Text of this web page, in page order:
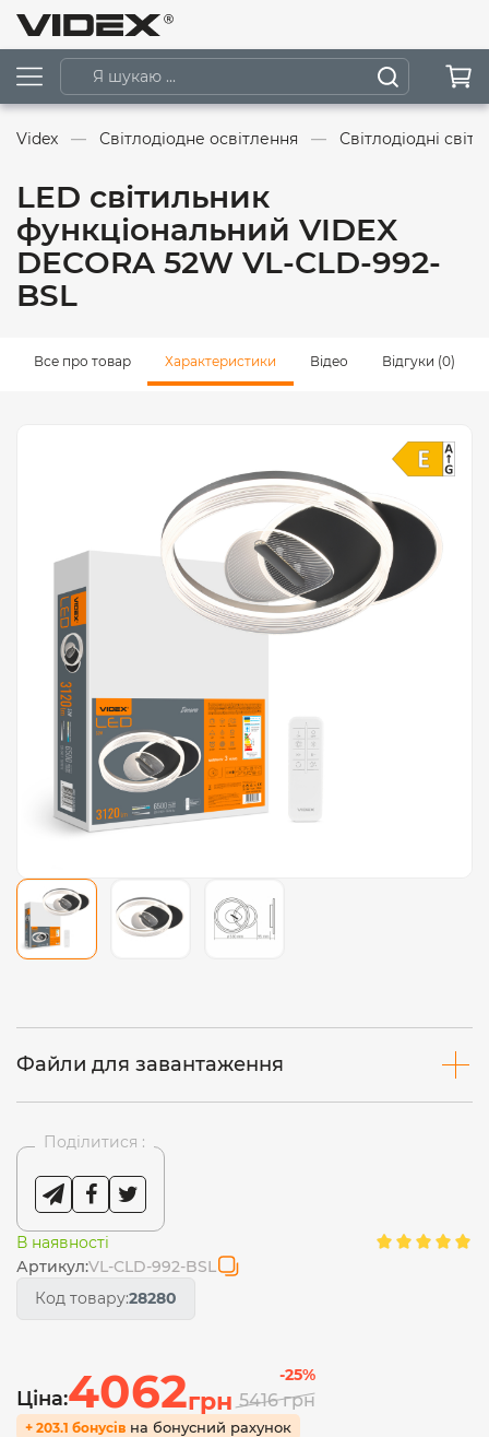
Videx Світлодіодне освітлення Світлодіодні
LED світильник
функціональний VIDEX
DECORA 52W VL-CLD-992-
BSL
Все про товар Характеристики Відео Відгуки (0)
Файли для завантаження
Поділитися :
В наявності
Артикул:VL-CLD-992-BSL
Код товару:28280
Ціна:4062грн
-25%
5416грн
+ 203.1 бонусів на бонусний рахунок